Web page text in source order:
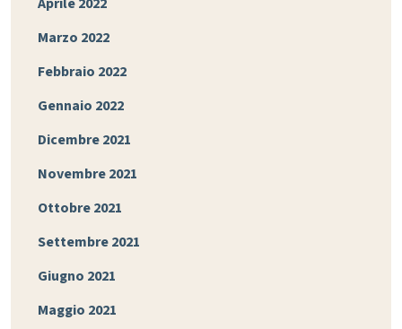
Marzo 2022
Febbraio 2022
Gennaio 2022
Dicembre 2021
Novembre 2021
Ottobre 2021
Settembre 2021
Giugno 2021
Maggio 2021